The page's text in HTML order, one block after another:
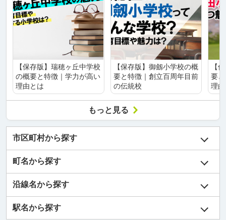
【保存版】瑞穂ヶ丘中学校
の概要と特徴｜学力が高い
理由とは
【保存版】御劔小学校の概
要と特徴｜創立百周年目前
の伝統校
【
要
理
もっと見る
市区町村から探す
町名から探す
沿線名から探す
駅名から探す